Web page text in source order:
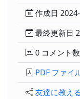
作成日
最終更新日
0 コメント数
PDF ファイ
友達に教える